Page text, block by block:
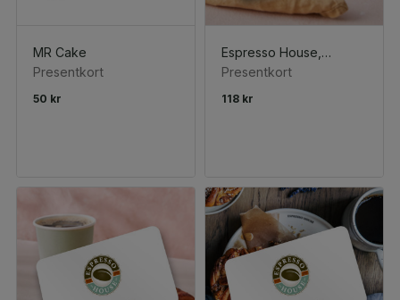
MR Cake
Presentkort
50 kr
Espresso House, Valfri dryck+valfritt bakverk
Presentkort
118 kr